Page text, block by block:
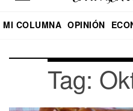
MI COLUMNA OPINIÓN
Tag: